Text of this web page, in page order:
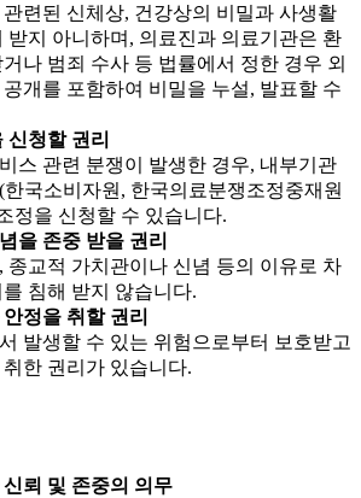
련된 신체상, 건강상의 비밀과 사생활
받지 아니하며, 의료진과 의료기관은 환
나 범죄 수사 등 법률에서 정한 경우 외
개를 포함하여 비밀을 누설, 발표할 수
신청할 권리
스 관련 분쟁이 발생한 경우, 내부기관
국소비자원, 한국의료분쟁조정중재원
정을 신청할 수 있습니다.
을 존중 받을 권리
종교적 가치관이나 신념 등의 이유로 차
침해 받지 않습니다.
정을 취할 권리
발생할 수 있는 위험으로부터 보호받고
한 권리가 있습니다.
뢰 및 존중의 의무